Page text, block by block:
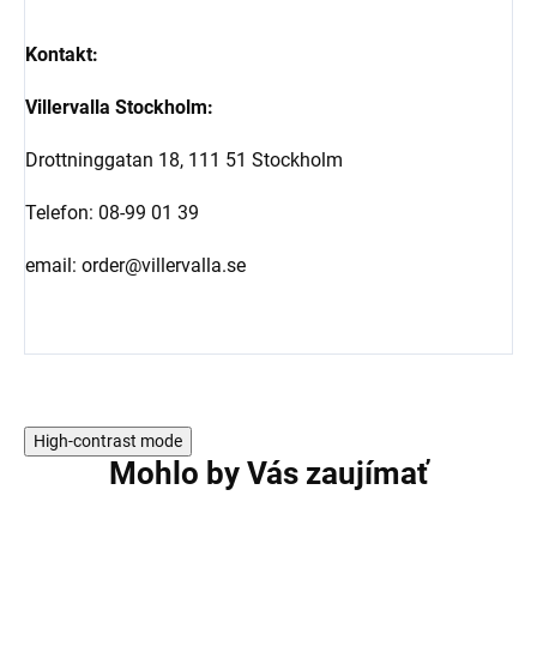
Kontakt:
Villervalla Stockholm:
Drottninggatan 18, 111 51 Stockholm
Telefon: 08-99 01 39
email: order@villervalla.se
High-contrast mode
Mohlo by Vás zaujímať